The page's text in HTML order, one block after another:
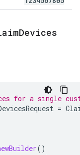
Devices
for a single
=
()